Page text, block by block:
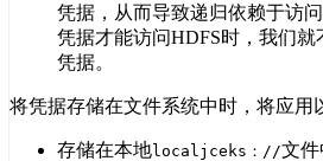
凭据，从而导致递归依赖于访
凭据才能访问HDFS时，我们就
凭据。
将凭据存储在文件系统中时，将应用
存储在本地localjceks：//文